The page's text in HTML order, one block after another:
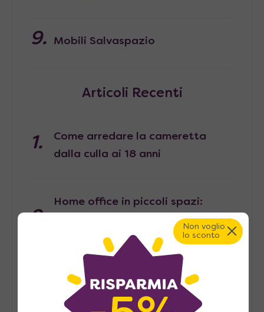
Mobili Salvaspazio
Articoli Recenti
Come arredare la cameretta
dalla culla ai 18 anni
Home office in piccoli spazi:
come ricavare un angolo lavoro in
Pied-à-terre, consigli per
arredarlo
Non voglio
lo sconto